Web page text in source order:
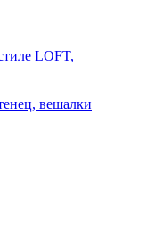
LOFT,
вешалки